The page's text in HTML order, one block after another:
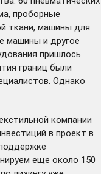
проборные
ткани, машины для
машины и другое
пришлось
границ были
Однако
компании
в проект в
еще около 150